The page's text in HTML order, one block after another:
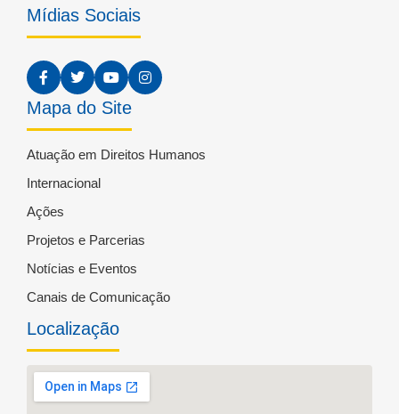
Mídias Sociais
Mapa do Site
Atuação em Direitos Humanos
Internacional
Ações
Projetos e Parcerias
Notícias e Eventos
Canais de Comunicação
Localização